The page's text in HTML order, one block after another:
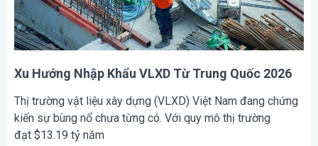
Xu Hướng Nhập Khẩu VLXD Từ Trung Quốc 2026
Thị trường vật liệu xây dựng (VLXD) Việt Nam đang chứng
kiến sự bùng nổ chưa từng có. Với quy mô thị trường
đạt $13.19 tỷ năm